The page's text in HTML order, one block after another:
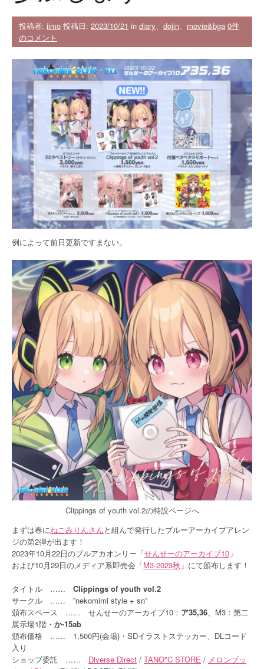
投稿者: iimo 投稿日: 2023/10/21 in diary dojin movie&bga 0件
のコメント
例によって前日更新ですまない。
Clippings of youth vol.2の特設ページへ
まずは春にねこみりんさんと組んで発行したブルーアーカイブアレン
ジの第2弾が出ます！
2023年10月22日のブルアカオンリー「せんせーのアーカイブ10 」
および10月29日のメディア系即売会「M3-2023秋 」にて頒布します！
タイトル …… Clippings of youth vol.2
サークル …… ”nekomimi style + sn”
頒布スペース …… せんせーのアーカイブ10： ア35,36 、M3：第二
展示場1階・ か-15ab
頒布価格 …… 1,500円(会場)・SDイラストステッカー、DLコード
入り
ショップ委託 …… Diverse Direct / TANO*C STORE / メロンブッ